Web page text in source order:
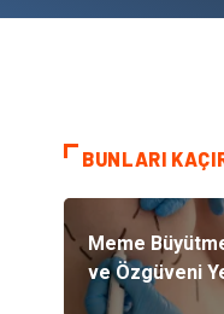
BUNLARI
Meme
ve Özgüveni